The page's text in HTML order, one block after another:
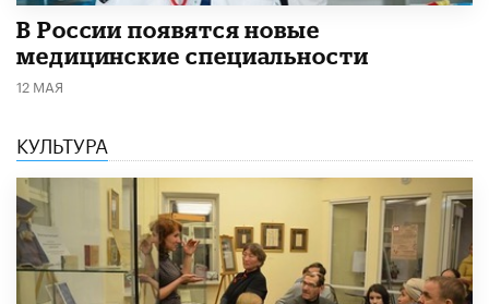
В России появятся новые
медицинские специальности
12 МАЯ
КУЛЬТУРА